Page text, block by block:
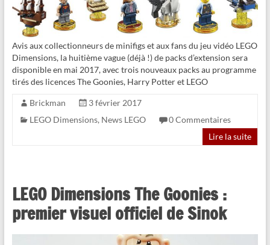
Avis aux collectionneurs de minifigs et aux fans du jeu vidéo LEGO
Dimensions, la huitième vague (déjà !) de packs d’extension sera
disponible en mai 2017, avec trois nouveaux packs au programme
tirés des licences The Goonies, Harry Potter et LEGO
Brickman
3 février 2017
LEGO Dimensions, News LEGO
0 Commentaires
Lire la suite
LEGO Dimensions The Goonies :
premier visuel officiel de Sinok